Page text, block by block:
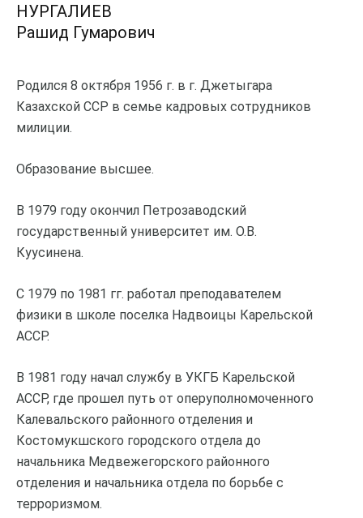
НУРГАЛИЕВ
Рашид Гумарович
Родился 8 октября 1956 г. в г. Джетыгара
Казахской ССР в семье кадровых сотрудников
милиции.
Образование высшее.
В 1979 году окончил Петрозаводский
государственный университет им. О.B.
Куусинена.
С 1979 по 1981 гг. работал преподавателем
физики в школе поселка Надвоицы Карельской
АССР.
В 1981 году начал службу в УКГБ Карельской
АССР, где прошел путь от оперуполномоченного
Калевальского районного отделения и
Костомукшского городского отдела до
начальника Медвежегорского районного
отделения и начальника отдела по борьбе с
терроризмом.